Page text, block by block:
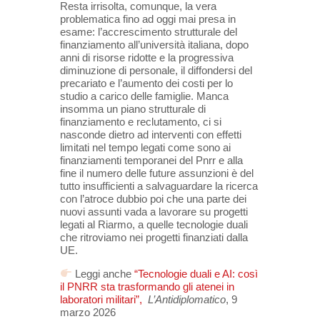
Resta irrisolta, comunque, la vera
problematica fino ad oggi mai presa in
esame: l’accrescimento strutturale del
finanziamento all’università italiana, dopo
anni di risorse ridotte e la progressiva
diminuzione di personale, il diffondersi del
precariato e l’aumento dei costi per lo
studio a carico delle famiglie. Manca
insomma un piano strutturale di
finanziamento e reclutamento, ci si
nasconde dietro ad interventi con effetti
limitati nel tempo legati come sono ai
finanziamenti temporanei del Pnrr e alla
fine il numero delle future assunzioni è del
tutto insufficienti a salvaguardare la ricerca
con l’atroce dubbio poi che una parte dei
nuovi assunti vada a lavorare su progetti
legati al Riarmo, a quelle tecnologie duali
che ritroviamo nei progetti finanziati dalla
UE.
Leggi anche“Tecnologie duali e AI: così
il PNRR sta trasformando gli atenei in
laboratori militari”, L’Antidiplomatico, 9
marzo 2026